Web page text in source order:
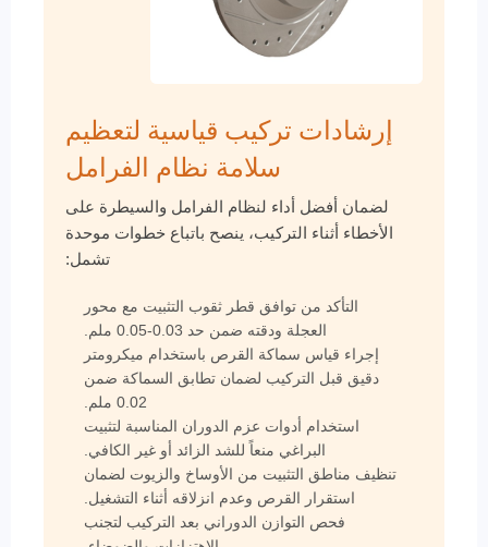
إرشادات تركيب قياسية لتعظيم
سلامة نظام الفرامل
لضمان أفضل أداء لنظام الفرامل والسيطرة على
الأخطاء أثناء التركيب، ينصح باتباع خطوات موحدة
تشمل:
التأكد من توافق قطر ثقوب التثبيت مع محور
العجلة ودقته ضمن حد 0.03-0.05 ملم.
إجراء قياس سماكة القرص باستخدام ميكرومتر
دقيق قبل التركيب لضمان تطابق السماكة ضمن
0.02 ملم.
استخدام أدوات عزم الدوران المناسبة لتثبيت
البراغي منعاً للشد الزائد أو غير الكافي.
تنظيف مناطق التثبيت من الأوساخ والزيوت لضمان
استقرار القرص وعدم انزلاقه أثناء التشغيل.
فحص التوازن الدوراني بعد التركيب لتجنب